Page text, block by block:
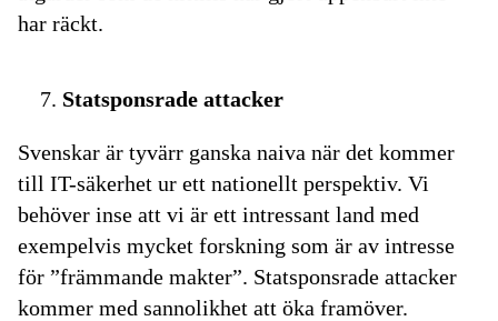
har räckt.
Statsponsrade attacker
Svenskar är tyvärr ganska naiva när det kommer
till IT-säkerhet ur ett nationellt perspektiv. Vi
behöver inse att vi är ett intressant land med
exempelvis mycket forskning som är av intresse
för ”främmande makter”. Statsponsrade attacker
kommer med sannolikhet att öka framöver.